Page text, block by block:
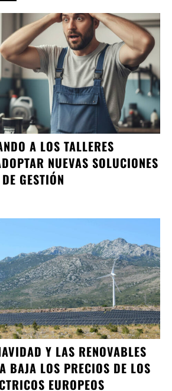
A LOS TALLERES
NUEVAS SOLUCIONES
GESTIÓN
Y LAS RENOVABLES
BAJA LOS PRECIOS DE LOS
EUROPEOS